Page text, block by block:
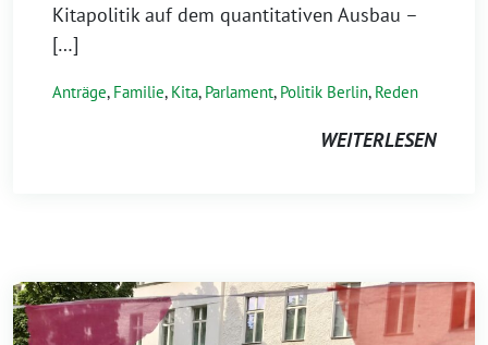
Kitapolitik auf dem quantitativen Ausbau –
[…]
Anträge, Familie, Kita, Parlament, Politik Berlin, Reden
WEITERLESEN